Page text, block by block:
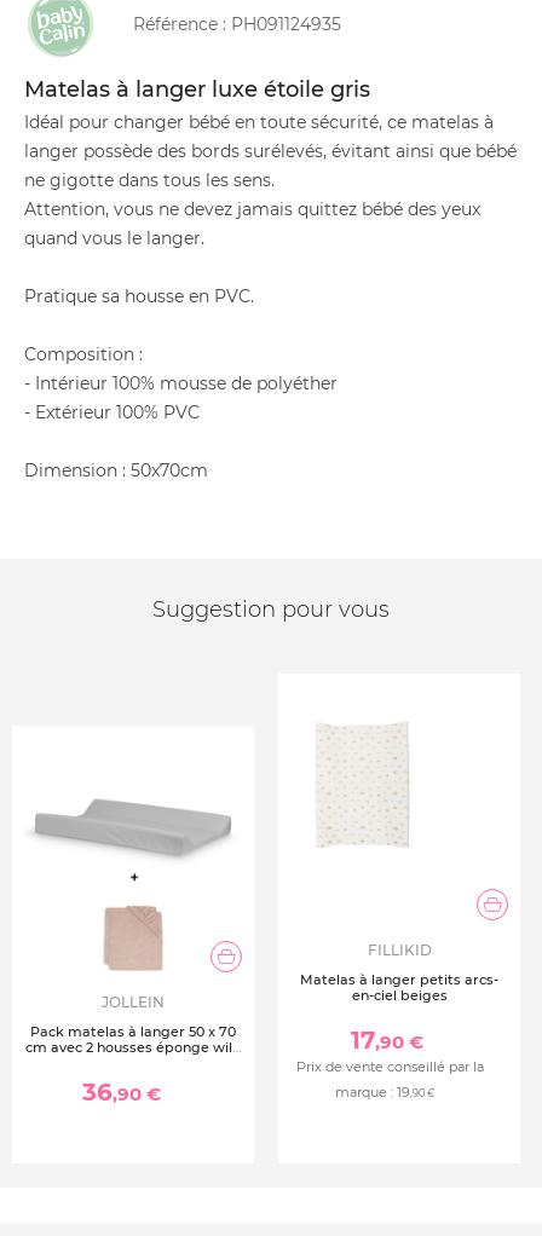
Référence : PH091124935
Matelas à langer luxe étoile gris
Idéal pour changer bébé en toute sécurité, ce matelas à
langer possède des bords surélevés, évitant ainsi que bébé
ne gigotte dans tous les sens.
Attention, vous ne devez jamais quittez bébé des yeux
quand vous le langer.
Pratique sa housse en PVC.
Composition :
- Intérieur 100% mousse de polyéther
- Extérieur 100% PVC
Dimension : 50x70cm
Suggestion pour vous
JOLLEIN
Pack matelas à langer 50 x 70
cm avec 2 housses éponge wild
36,90 €
FILLIKID
Matelas à langer petits arcs-
en-ciel beiges
17,90 €
Prix de vente conseillé par la
marque : 19,90 €